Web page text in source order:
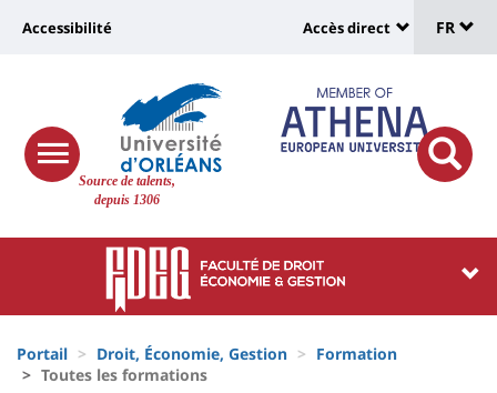
Site
Source de talents,
depuis 1306
Université
Recherche
responsive
menu
button
Université
vers
page
accessibilité
Accessibilité
:
Shortcut
links
Accès direct
de
FR
Université
Block
liste
d'Ariane
Portail Droit, Économie, Gestion
Formation
Toutes les formations